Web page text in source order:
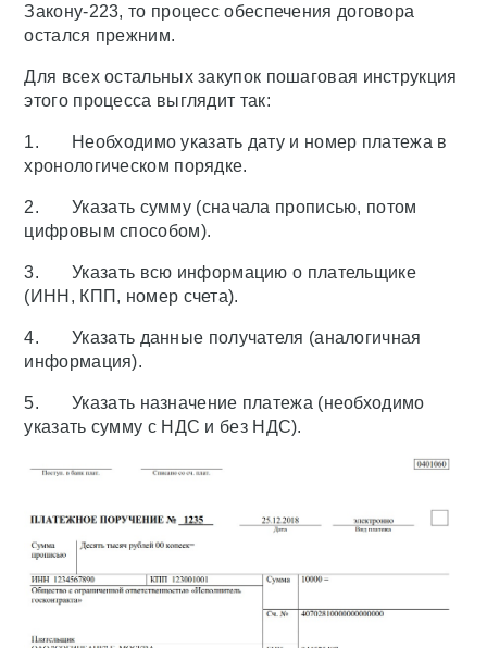
Закону-223, то процесс обеспечения договора
остался прежним.
Для всех остальных закупок пошаговая инструкция
этого процесса выглядит так:
1. Необходимо указать дату и номер платежа в
хронологическом порядке.
2. Указать сумму (сначала прописью, потом
цифровым способом).
3. Указать всю информацию о плательщике
(ИНН, КПП, номер счета).
4. Указать данные получателя (аналогичная
информация).
5. Указать назначение платежа (необходимо
указать сумму с НДС и без НДС).